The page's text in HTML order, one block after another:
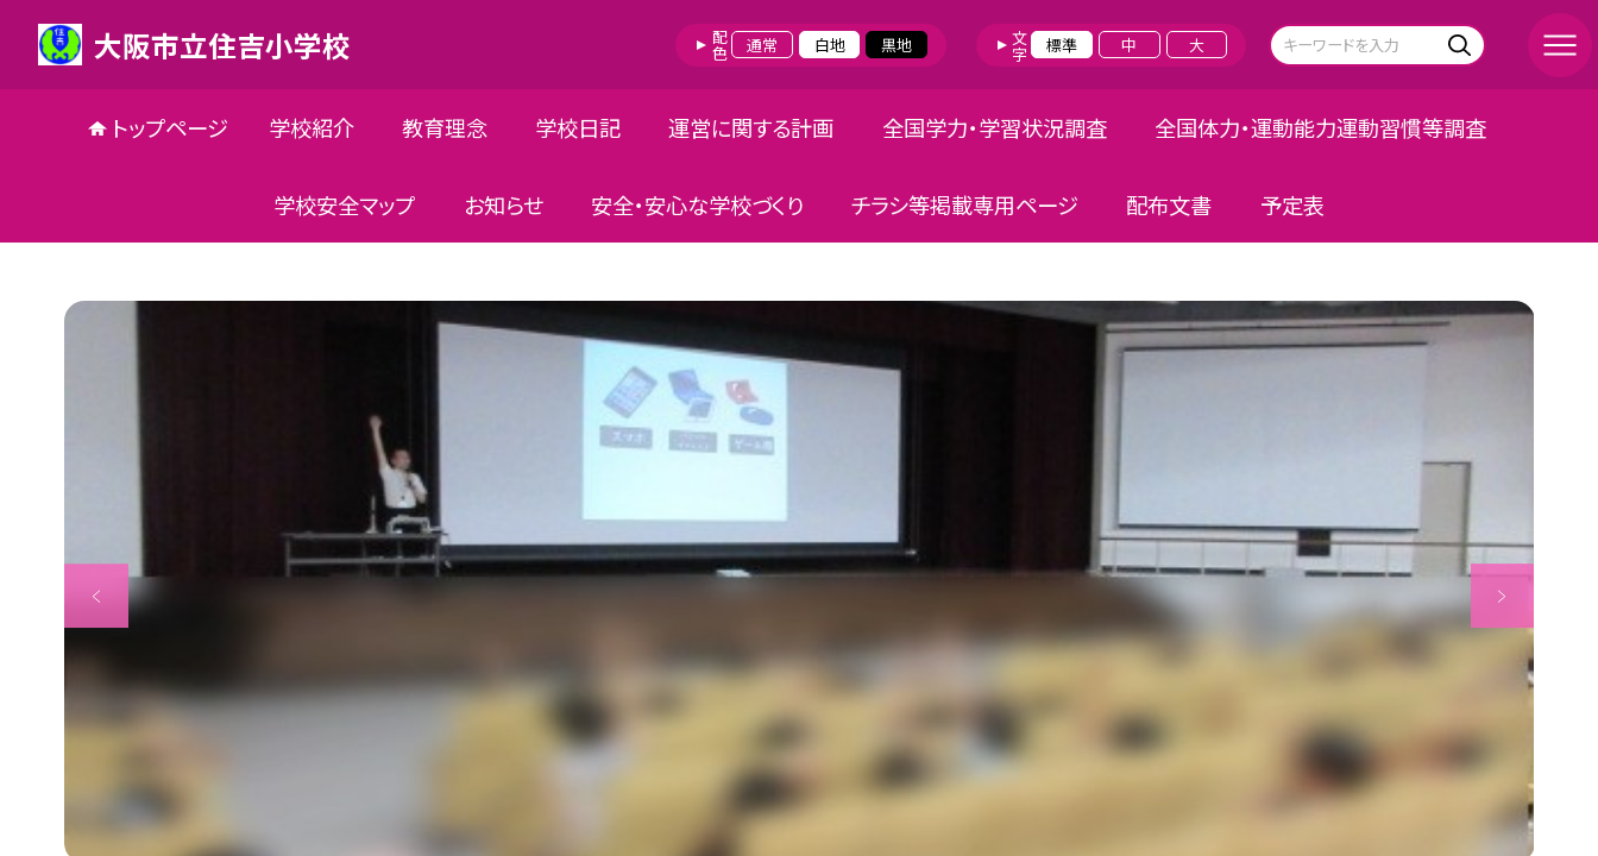
大阪市立住吉小学校 配色 通常 白地 黒地 文字 標準 中 大
トップページ 学校紹介 教育理念 学校日記 運営に関する計画 全国学力・学習状況調査 全国体力・運動能力運動習慣等調査
学校安全マップ お知らせ 安全・安心な学校づくり チラシ等掲載専用ページ 配布文書 予定表